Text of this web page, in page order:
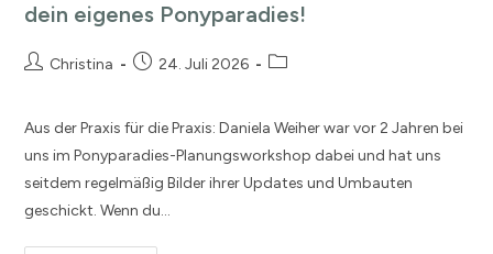
dein eigenes Ponyparadies!
Christina 24. Juli 2026
Aus der Praxis für die Praxis: Daniela Weiher war vor 2 Jahren bei
uns im Ponyparadies-Planungsworkshop dabei und hat uns
seitdem regelmäßig Bilder ihrer Updates und Umbauten
geschickt. Wenn du…